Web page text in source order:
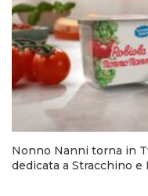
Nonno Nanni torna in
dedicata a Stracchino e